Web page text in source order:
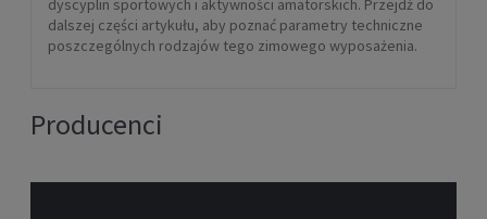
dyscyplin sportowych i aktywności amatorskich. Przejdź do
dalszej części artykułu, aby poznać parametry techniczne
poszczególnych rodzajów tego zimowego wyposażenia.
Producenci